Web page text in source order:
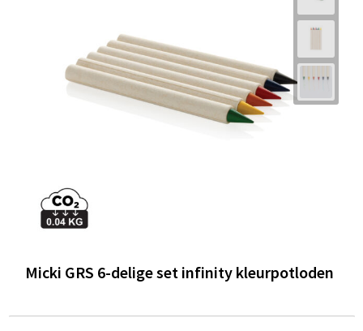
Micki GRS 6-delige set infinity kleurpotloden